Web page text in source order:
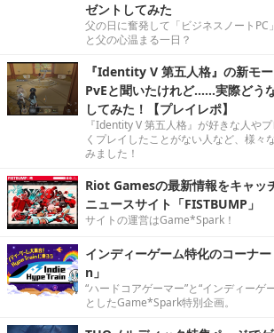
ゼントしてみた
父の日に奮発して「ビジネスノート
と父の心温まる一日？
『Identity V 第五人格』の新モ
PvEと聞いたけれど……実際どう
してみた！【プレイレポ】
『Identity V 第五人格』が好きな人や
くプレイしたことがない人など、様々
みました！
Riot Gamesの最新情報をキャッ
ニュースサイト「FISTBUMP」
サイトの運営はGame*Spark！
インディーゲーム特化のコーナ
n」
“ハードコアゲーマー”と“インディーゲ
としたGame*Spark特別企画。